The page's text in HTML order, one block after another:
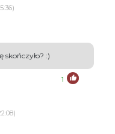
skończyło? :)
1